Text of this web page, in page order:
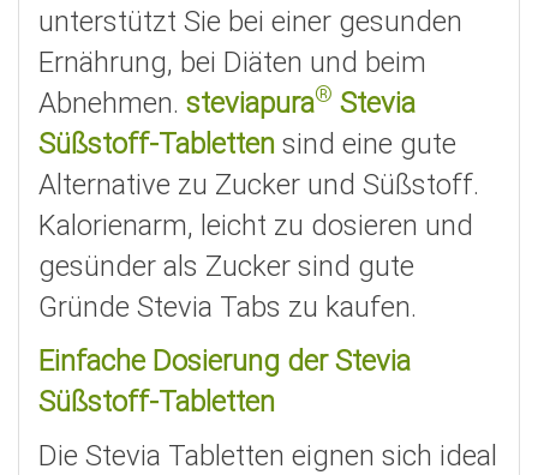
unterstützt Sie bei einer gesunden
Ernährung, bei Diäten und beim
Abnehmen. steviapura® Stevia
Süßstoff-Tabletten sind eine gute
Alternative zu Zucker und Süßstoff.
Kalorienarm, leicht zu dosieren und
gesünder als Zucker sind gute
Gründe Stevia Tabs zu kaufen.
Einfache Dosierung der Stevia
Süßstoff-Tabletten
Die Stevia Tabletten eignen sich ideal